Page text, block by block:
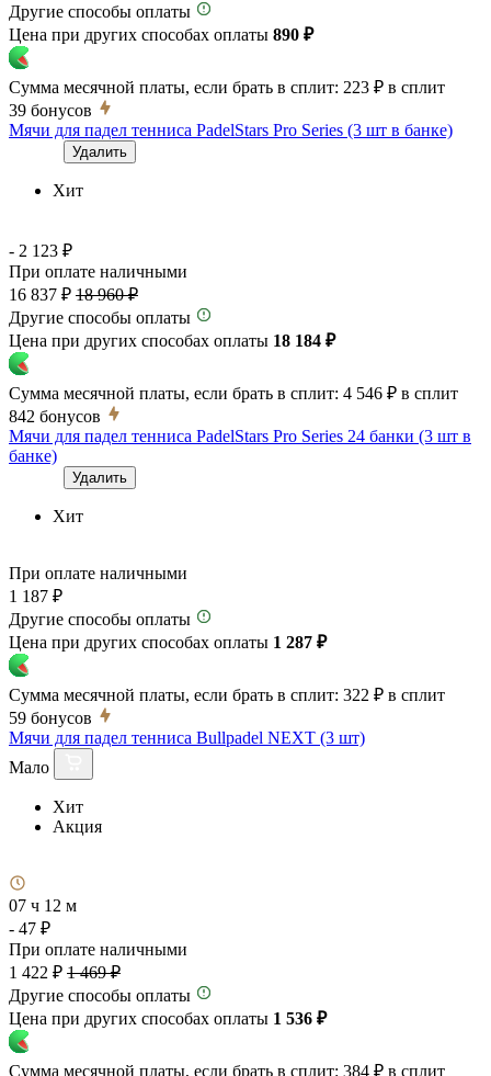
Другие способы оплаты
Цена при других способах оплаты 890 ₽
Сумма месячной платы, если брать в сплит: 223 ₽ в сплит
39 бонусов
Мячи для падел тенниса PadelStars Pro Series (3 шт в банке)
Удалить
Хит
- 2 123 ₽
При оплате наличными
16 837 ₽ 18 960 ₽
Другие способы оплаты
Цена при других способах оплаты 18 184 ₽
Сумма месячной платы, если брать в сплит: 4 546 ₽ в сплит
842 бонусов
Мячи для падел тенниса PadelStars Pro Series 24 банки (3 шт в
банке)
Удалить
Хит
При оплате наличными
1 187 ₽
Другие способы оплаты
Цена при других способах оплаты 1 287 ₽
Сумма месячной платы, если брать в сплит: 322 ₽ в сплит
59 бонусов
Мячи для падел тенниса Bullpadel NEXT (3 шт)
Мало
Хит
Акция
07 ч 12 м
- 47 ₽
При оплате наличными
1 422 ₽ 1 469 ₽
Другие способы оплаты
Цена при других способах оплаты 1 536 ₽
Сумма месячной платы, если брать в сплит: 384 ₽ в сплит